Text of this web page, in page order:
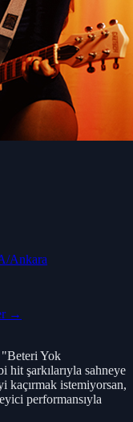
Ankara
→
"Beteri Yok
şarkılarıyla sahneye
kaçırmak istemiyorsan,
performansıyla